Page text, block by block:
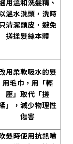
用溫和洗髮精、
溫水洗頭，洗時
清潔頭皮，避免
搓揉髮絲本體
用柔軟吸水的髮
用毛巾，用「輕
壓」取代「搓
」，減少物理性
傷害
髮時使用抗熱噴